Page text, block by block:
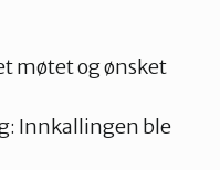
møtet og ønsket
Innkallingen ble